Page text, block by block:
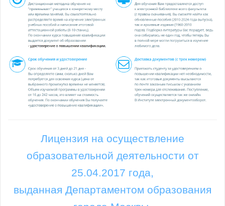
Лицензия на осуществление
образовательной деятельности от
25.04.2017 года,
выданная Департаментом образования